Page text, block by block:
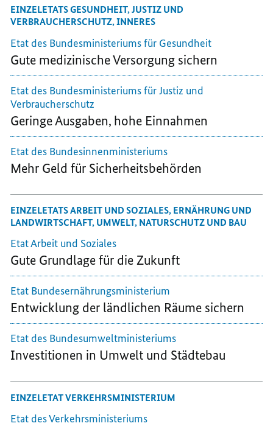
EINZELETATS GESUNDHEIT, JUSTIZ UND
VERBRAUCHERSCHUTZ, INNERES
Etat des Bundesministeriums für Gesundheit
Gute medizinische Versorgung sichern
Etat des Bundesministeriums für Justiz und
Verbraucherschutz
Geringe Ausgaben, hohe Einnahmen
Etatdes Bundesinnenministeriums
Mehr Geld für Sicherheitsbehörden
EINZELETATS ARBEIT UND SOZIALES, ERNÄHRUNG UND
LANDWIRTSCHAFT, UMWELT, NATURSCHUTZ UND BAU
Etat Arbeit und Soziales
Gute Grundlage für die Zukunft
Etat Bundesernährungsministerium
Entwicklung der ländlichen Räume sichern
Etatdes Bundesumweltministeriums
Investitionen in Umwelt und Städtebau
EINZELETAT VERKEHRSMINISTERIUM
Etat des Verkehrsministeriums